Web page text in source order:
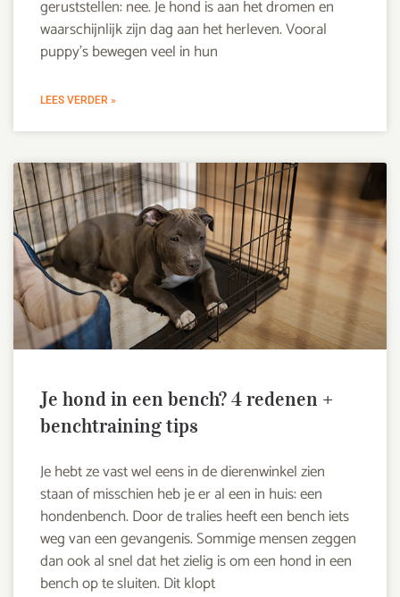
geruststellen: nee. Je hond is aan het dromen en
waarschijnlijk zijn dag aan het herleven. Vooral
puppy’s bewegen veel in hun
LEES VERDER »
Je hond in een bench? 4 redenen +
benchtraining tips
Je hebt ze vast wel eens in de dierenwinkel zien
staan of misschien heb je er al een in huis: een
hondenbench. Door de tralies heeft een bench iets
weg van een gevangenis. Sommige mensen zeggen
dan ook al snel dat het zielig is om een hond in een
bench op te sluiten. Dit klopt